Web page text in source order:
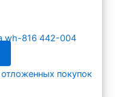
wh-816 442-004
покупок